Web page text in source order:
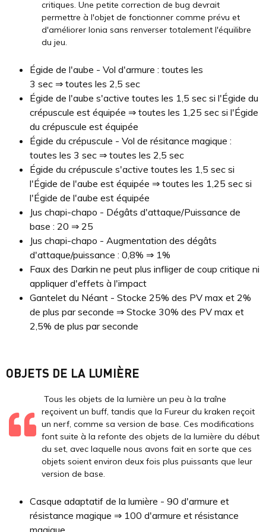
critiques. Une petite correction de bug devrait
permettre à l'objet de fonctionner comme prévu et
d'améliorer Ionia sans renverser totalement l'équilibre
du jeu.
Égide de l'aube - Vol d'armure : toutes les
3 sec ⇒ toutes les 2,5 sec
Égide de l'aube s'active toutes les 1,5 sec si l'Égide du
crépuscule est équipée ⇒ toutes les 1,25 sec si l'Égide
du crépuscule est équipée
Égide du crépuscule - Vol de résitance magique :
toutes les 3 sec ⇒ toutes les 2,5 sec
Égide du crépuscule s'active toutes les 1,5 sec si
l'Égide de l'aube est équipée ⇒ toutes les 1,25 sec si
l'Égide de l'aube est équipée
Jus chapi-chapo - Dégâts d'attaque/Puissance de
base : 20 ⇒ 25
Jus chapi-chapo - Augmentation des dégâts
d'attaque/puissance : 0,8% ⇒ 1%
Faux des Darkin ne peut plus infliger de coup critique ni
appliquer d'effets à l'impact
Gantelet du Néant - Stocke 25% des PV max et 2%
de plus par seconde ⇒ Stocke 30% des PV max et
2,5% de plus par seconde
OBJETS DE LA LUMIÈRE
Tous les objets de la lumière un peu à la traîne
reçoivent un buff, tandis que la Fureur du kraken reçoit
un nerf, comme sa version de base. Ces modifications
font suite à la refonte des objets de la lumière du début
du set, avec laquelle nous avons fait en sorte que ces
objets soient environ deux fois plus puissants que leur
version de base.
Casque adaptatif de la lumière - 90 d'armure et
résistance magique ⇒ 100 d'armure et résistance
magique